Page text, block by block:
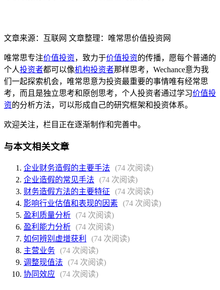
文章来源：互联网 文章整理：唯常思价值投资网
唯常思专注价值投资，致力于价值投资的传播，愿每个普通的
个人投资者都可以像机构投资者那样思考，Wechance意为我
们一起探索机会，唯常思意为投资最重要的事情唯有经常思
考，而且是独立思考和原创思考，个人投资者通过学习价值投
资的分析方法，可以形成自己的研究框架和投资体系。
欢迎关注，栏目正在逐渐制作和完善中。
与本文相关文章
企业财务造假的主要手法
(74 次阅读)
企业造假的常见手法
(74 次阅读)
财务造假方法的主要特征
(74 次阅读)
影响行业估值和表现的因素 (74 次阅读)
盈利质量分析 (74 次阅读)
盈利能力分析 (74 次阅读)
如何辨别虚增获利
(74 次阅读)
主营业务 (74 次阅读)
调整现值法
(74 次阅读)
协同效应
(74 次阅读)